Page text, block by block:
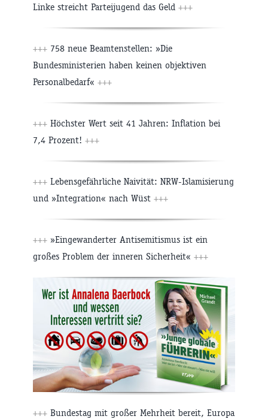
Linke streicht Parteijugend das Geld +++
+++ 758 neue Beamtenstellen: »Die
Bundesministerien haben keinen objektiven
Personalbedarf« +++
+++ Höchster Wert seit 41 Jahren: Inflation bei
7,4 Prozent! +++
+++ Lebensgefährliche Naivität: NRW-Islamisierung
und »Integration« nach Wüst +++
+++ »Eingewanderter Antisemitismus ist ein
großes Problem der inneren Sicherheit« +++
+++ Bundestag mit großer Mehrheit bereit, Europa